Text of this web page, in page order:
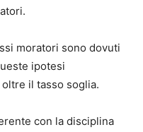
moratori sono dovuti
ipotesi
il tasso soglia.
con la disciplina